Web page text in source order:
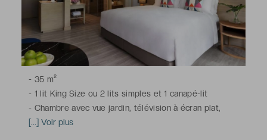
- 35 m²
- 1 lit King Size ou 2 lits simples et 1 canapé-lit
- Chambre avec vue jardin, télévision à écran plat,
climatisation, minibar, bouilloire électrique, nécessaire à
[...] Voir plus